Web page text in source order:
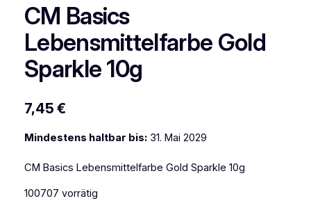
CM Basics
Lebensmittelfarbe Gold
Sparkle 10g
7,45 €
Mindestens haltbar bis:31. Mai 2029
CM Basics Lebensmittelfarbe Gold Sparkle 10g
100707 vorrätig